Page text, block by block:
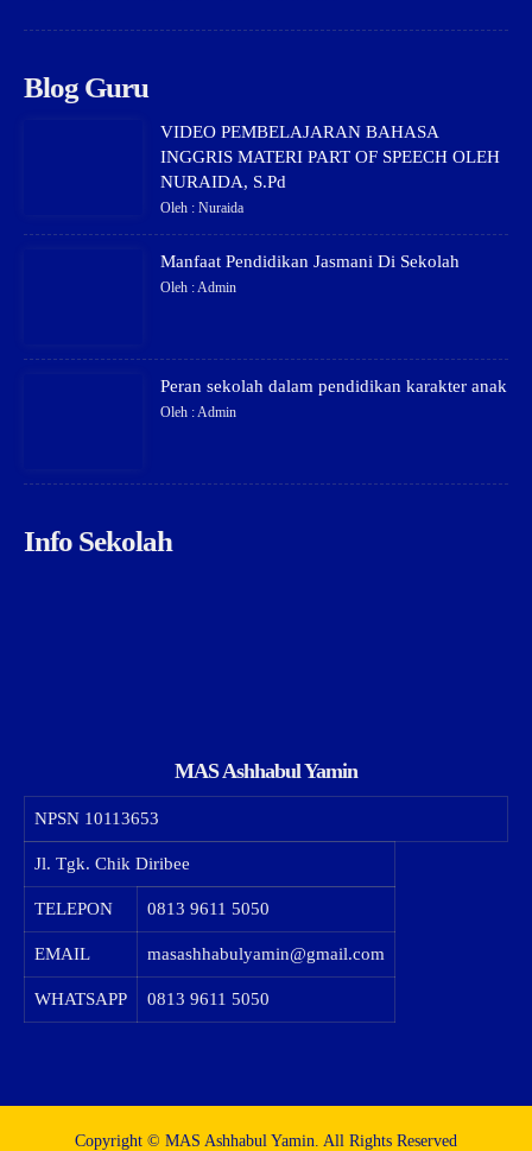
Blog Guru
VIDEO PEMBELAJARAN BAHASA
INGGRIS MATERI PART OF SPEECH OLEH
NURAIDA, S.Pd
Oleh : Nuraida
Manfaat Pendidikan Jasmani Di Sekolah
Oleh : Admin
Peran sekolah dalam pendidikan karakter anak
Oleh : Admin
Info Sekolah
MAS Ashhabul Yamin
NPSN 10113653
Jl. Tgk. Chik Diribee
TELEPON 0813 9611 5050
EMAIL masashhabulyamin@gmail.com
WHATSAPP 0813 9611 5050
Copyright © MAS Ashhabul Yamin. All Rights Reserved​